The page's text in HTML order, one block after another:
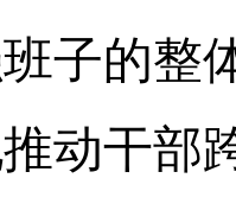
子的整
动干部